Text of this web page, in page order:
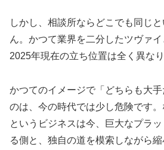
4期連続AWARD
受賞の実績
💰
月額 9,800円〜
・業界最
・成婚数
採用率1%の厳選カウンセラーが
ト。忙しい方でも自宅から本格
しかし、相談所ならどこでも同じ
ん。かつて業界を二分したツヴァイ
2025年現在の立ち位置は全く異なり
かつてのイメージで「どちらも大
のは、今の時代では少し危険です
というビジネスは今、巨大なプラ
る側と、独自の道を模索しながら